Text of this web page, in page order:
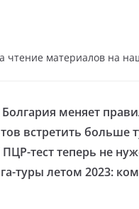
чтение материалов на
меняет
встретить больше
тест теперь не
туры летом 2023: